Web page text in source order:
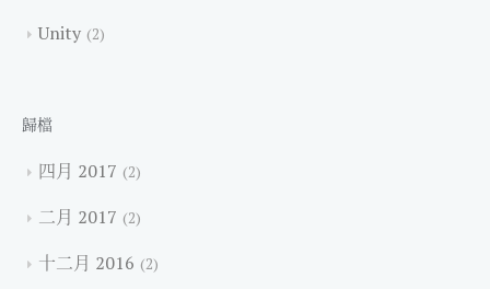
Unity 2
歸檔
四月 2017 2
二月 2017 2
十二月 2016 2